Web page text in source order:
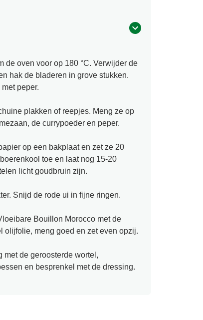
de oven voor op 180 °C. Verwijder de
hak de bladeren in grove stukken.
peper.
plakken of reepjes. Meng ze op
de currypoeder en peper.
op een bakplaat en zet ze 20
toe en laat nog 15-20
licht goudbruin zijn.
Snijd de rode ui in fijne ringen.
Bouillon Morocco met de
olijfolie, meng goed en zet even opzij.
met de geroosterde wortel,
en besprenkel met de dressing.